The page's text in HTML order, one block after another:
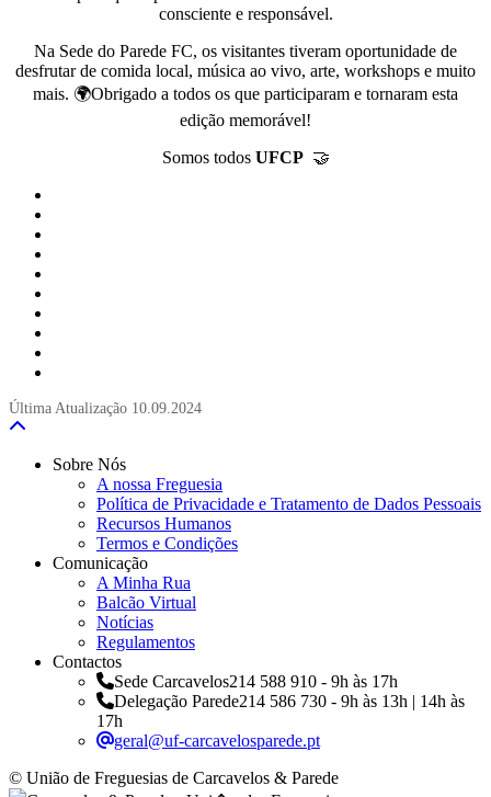
consciente e responsável.
Na Sede do Parede FC, os visitantes tiveram oportunidade de
desfrutar de comida local, música ao vivo, arte, workshops e muito
mais. 🌍Obrigado a todos os que participaram e tornaram esta
edição memorável!
Somos todos UFCP🤝
Última Atualização 10.09.2024
Sobre Nós
A nossa Freguesia
Política de Privacidade e Tratamento de Dados Pessoais
Recursos Humanos
Termos e Condições
Comunicação
A Minha Rua
Balcão Virtual
Notícias
Regulamentos
Contactos
Sede Carcavelos214 588 910 - 9h às 17h
Delegação Parede214 586 730 - 9h às 13h | 14h às
17h
geral@uf-carcavelosparede.pt
© União de Freguesias de Carcavelos & Parede